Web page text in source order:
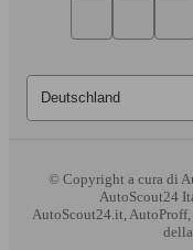
© Copyright a cura di
AutoScout24
AutoScout24.it,